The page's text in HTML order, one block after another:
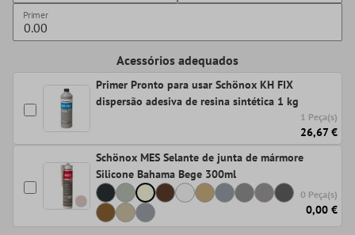
Primer
Acessórios adequados
Primer Pronto para usar Schönox KH FIX
dispersão adesiva de resina sintética 1 kg
1 Peça(s)
26,67 €
Schönox MES Selante de junta de mármore
Silicone Bahama Bege 300ml
0 Peça(s)
0,00 €